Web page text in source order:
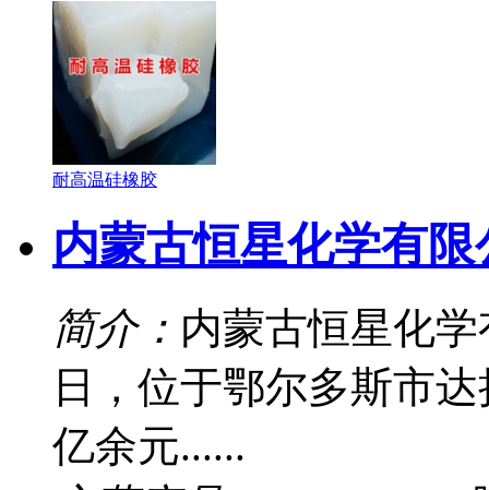
耐高温硅橡胶
内蒙古恒星化学有限
简介： 内蒙古恒星化
日，位于鄂尔多斯市
亿余元......